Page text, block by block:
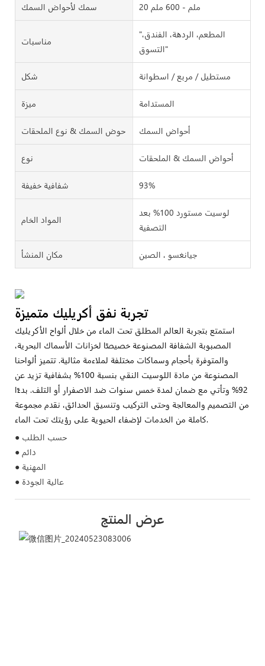
سمك لأحواض السمك 20 ملم - 600 ملم
مناسبات
"المطعم، الردهة، الفندق،
التسوق"
شكل مستطيل / مربع / اسطوانة
ميزة المستدامة
حوض السمك & نوع الملحقات أحواض السمك
نوع أحواض السمك & الملحقات
شفافية خفيفة 93%
المواد الخام
لوسيت مستورد 100% بعد
التصفية
مكان المنشأ جيانغسو ، الصين
تجربة نفق أكريليك متميزة
استمتع بتجربة العالم المطلق تحت الماء من خلال ألواح الأكريليك
المصبوبة الشفافة المصنوعة خصيصًا لخزانات الأسماك البحرية،
والمتوفرة بأحجام وسماكات مختلفة لملاءمة مثالية. تتميز ألواحنا
المصنوعة من مادة اللوسيت النقي بنسبة 100% بشفافية تزيد عن
92% وتأتي مع ضمان لمدة خمس سنوات ضد الاصفرار أو التلف. بدءًا
من التصميم والمعالجة وحتى التركيب وتنسيق الحدائق، نقدم مجموعة
كاملة من الخدمات لإضفاء الحيوية على رؤيتك تحت الماء.
● حسب الطلب
● دائم
● المهنية
● عالية الجودة
عرض المنتج